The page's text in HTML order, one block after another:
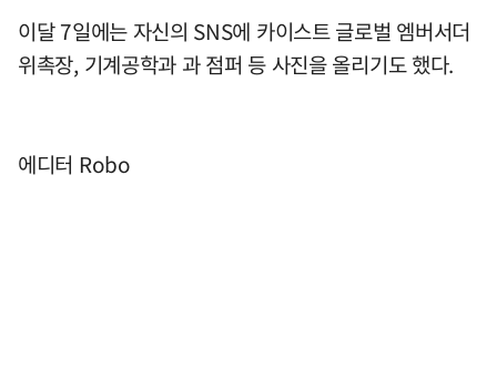
이달 7일에는 자신의 SNS에 카이스트 글로벌 엠버서더
위촉장, 기계공학과 과 점퍼 등 사진을 올리기도 했다.
에디터 Robo